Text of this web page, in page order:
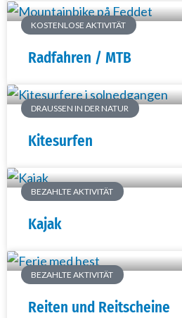
KOSTENLOSE AKTIVITÄT
Radfahren / MTB
DRAUSSEN IN DER NATUR
Kitesurfen
BEZAHLTE AKTIVITÄT
Kajak
BEZAHLTE AKTIVITÄT
Reiten und Reitscheine